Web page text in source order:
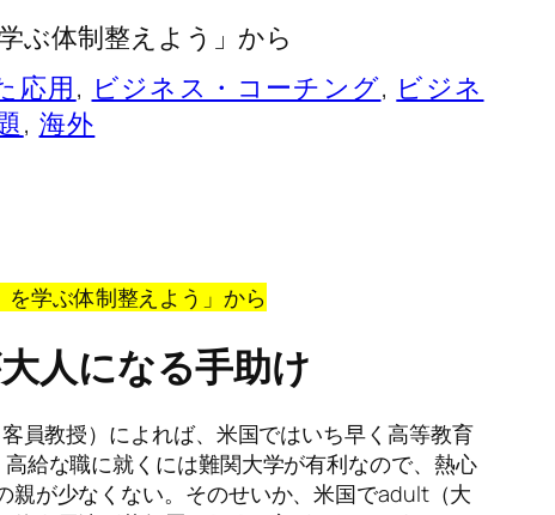
ぶ体制整えよう」から
応用, ビジネス・コーチング, ビジネ
, 海外
を学ぶ体制整えよう」から
人になる手助け
員教授）によれば、米国ではいち早く高等教育
給な職に就くには難関大学が有利なので、熱心
親が少なくない。そのせいか、米国でadult（大